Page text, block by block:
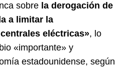
sobre la derogación de
a limitar la
eléctricas», lo
«importante» y
estadounidense, según